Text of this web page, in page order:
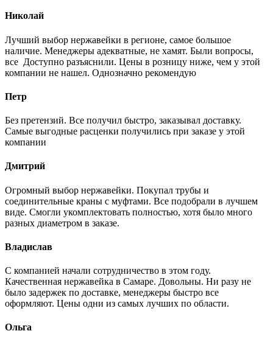
Николай
Лучший выбор нержавейки в регионе, самое большое
наличие. Менеджеры адекватные, не хамят. Были вопросы,
все Доступно разъяснили. Цены в розницу ниже, чем у этой
компании не нашел. Однозначно рекомендую
Петр
Без претензий. Все получил быстро, заказывал доставку.
Самые выгодные расценки получились при заказе у этой
компании
Дмитрий
Огромный выбор нержавейки. Покупал трубы и
соединительные краны с муфтами. Все подобрали в лучшем
виде. Смогли укомплектовать полностью, хотя было много
разных диаметром в заказе.
Владислав
С компанией начали сотрудничество в этом году.
Качественная нержавейка в Самаре. Довольны. Ни разу не
было задержек по доставке, менеджеры быстро все
оформляют. Цены одни из самых лучших по области.
Ольга